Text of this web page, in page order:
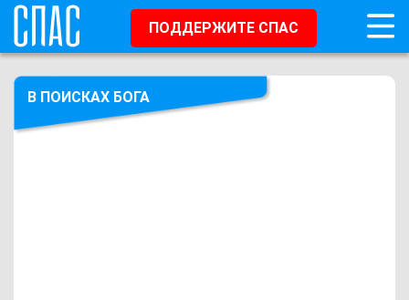
ПОДДЕРЖИТЕ СПАС
В ПОИСКАХ БОГА